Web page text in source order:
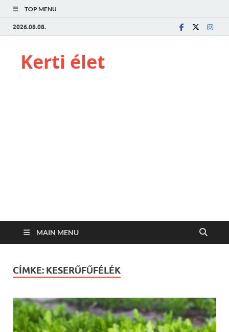
TOP MENU
2026.08.08.
Kerti élet
MAIN MENU
CÍMKE: KESERŰFŰFÉLÉK